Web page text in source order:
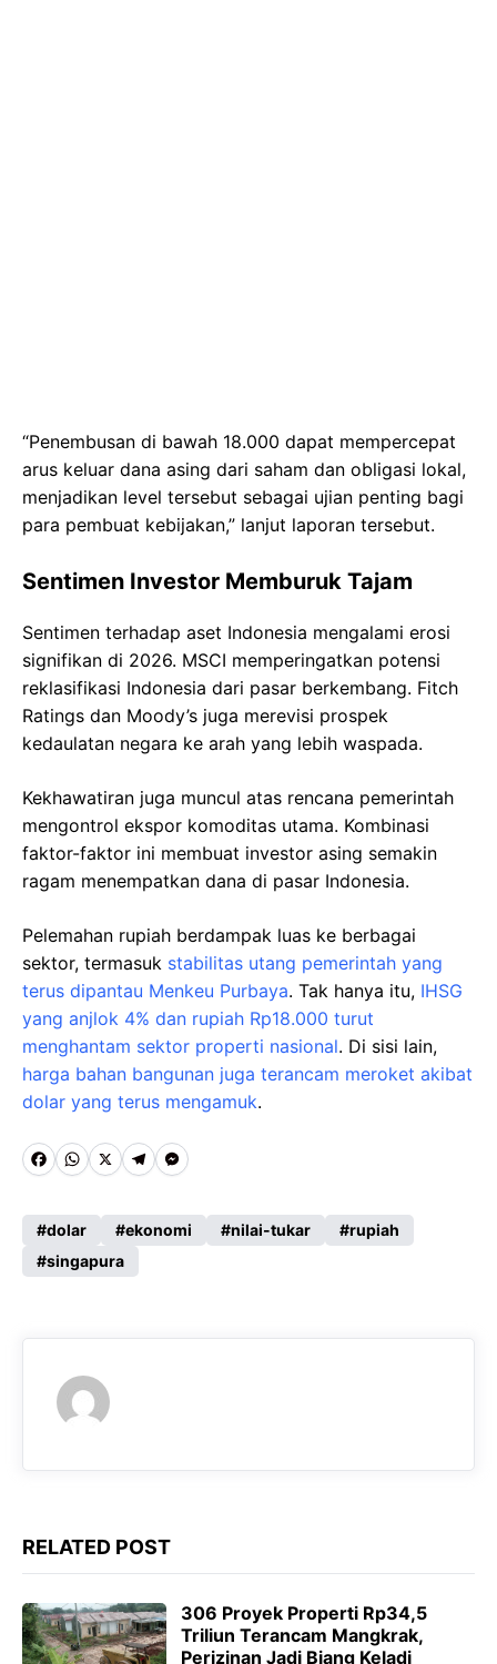
“Penembusan di bawah 18.000 dapat mempercepat
arus keluar dana asing dari saham dan obligasi lokal,
menjadikan level tersebut sebagai ujian penting bagi
para pembuat kebijakan,” lanjut laporan tersebut.
Sentimen Investor Memburuk Tajam
Sentimen terhadap aset Indonesia mengalami erosi
signifikan di 2026. MSCI memperingatkan potensi
reklasifikasi Indonesia dari pasar berkembang. Fitch
Ratings dan Moody’s juga merevisi prospek
kedaulatan negara ke arah yang lebih waspada.
Kekhawatiran juga muncul atas rencana pemerintah
mengontrol ekspor komoditas utama. Kombinasi
faktor-faktor ini membuat investor asing semakin
ragam menempatkan dana di pasar Indonesia.
Pelemahan rupiah berdampak luas ke berbagai
sektor, termasuk stabilitas utang pemerintah yang
terus dipantau Menkeu Purbaya. Tak hanya itu, IHSG
yang anjlok 4% dan rupiah Rp18.000 turut
menghantam sektor properti nasional. Di sisi lain,
harga bahan bangunan juga terancam meroket akibat
dolar yang terus mengamuk.
F
c
e
o
W
a
t
A
p
p
X T
l
e
r
M
s
n
dolar ekonomi nilai-tukar
rupiah
singapura
RELATED POST
306 Proyek Properti Rp34,5
Triliun Terancam Mangkrak,
Perizinan Jadi Biang Keladi